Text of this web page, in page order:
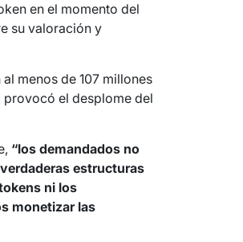
en el momento del
su valoración y
menos de 107 millones
provocó el desplome del
“los demandados no
estructuras
ni los
monetizar las